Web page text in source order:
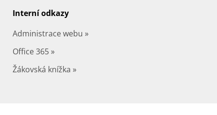
Interní odkazy
Administrace webu »
Office 365 »
Žákovská knížka »